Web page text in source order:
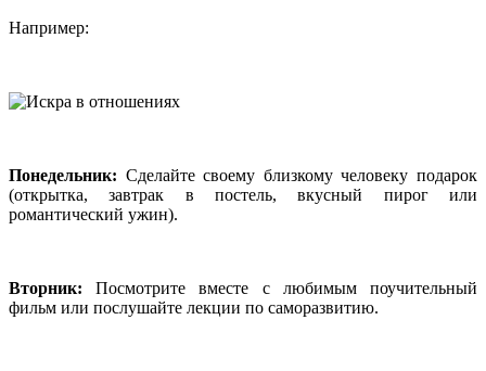
Например:
Понедельник: Сделайте своему близкому человеку подарок
(открытка, завтрак в постель, вкусный пирог или
романтический ужин).
Вторник: Посмотрите вместе с любимым поучительный
фильм или послушайте лекции по саморазвитию.